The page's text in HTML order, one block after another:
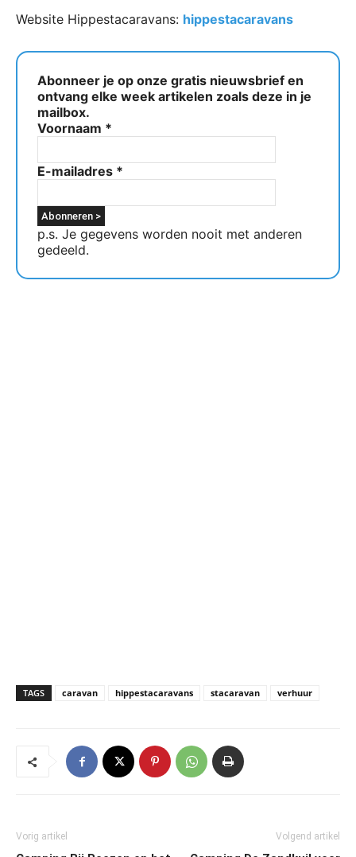
Website Hippestacaravans: hippestacaravans
Abonneer je op onze gratis nieuwsbrief en
ontvang elke week artikelen zoals deze in je
mailbox.
Voornaam *
E-mailadres *
p.s. Je gegevens worden nooit met anderen
gedeeld.
TAGS caravan hippestacaravans stacaravan verhuur
Vorig artikel Volgend artikel